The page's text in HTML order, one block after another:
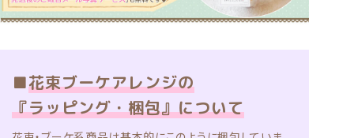
■花束ブーケアレンジの
『ラッピング・梱包』について